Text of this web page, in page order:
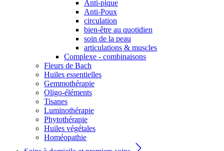
Anti-pique
Anti-Poux
circulation
bien-être au quotidien
soin de la peau
articulations & muscles
Complexe - combinaisons
Fleurs de Bach
Huiles essentielles
Gemmothérapie
Oligo-éléments
Tisanes
Luminothérapie
Phytothérapie
Huiles végétales
Homéopathie